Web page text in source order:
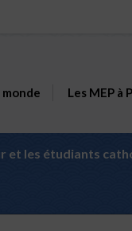
monde Les MEP à
et les étudiants